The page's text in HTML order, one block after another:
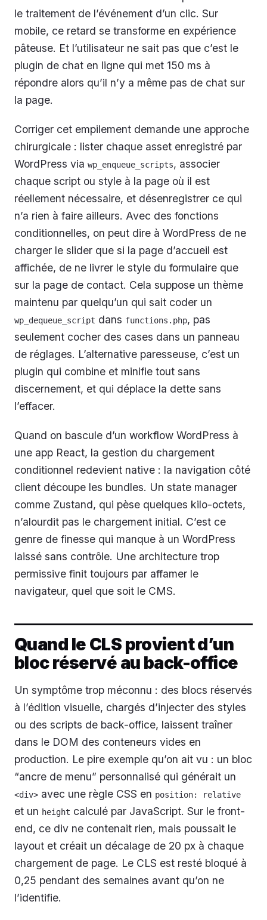
le traitement de l’événement d’un clic. Sur
mobile, ce retard se transforme en expérience
pâteuse. Et l’utilisateur ne sait pas que c’est le
plugin de chat en ligne qui met 150 ms à
répondre alors qu’il n’y a même pas de chat sur
la page.
Corriger cet empilement demande une approche
chirurgicale : lister chaque asset enregistré par
WordPress via wp_enqueue_scripts, associer
chaque script ou style à la page où il est
réellement nécessaire, et désenregistrer ce qui
n’a rien à faire ailleurs. Avec des fonctions
conditionnelles, on peut dire à WordPress de ne
charger le slider que si la page d’accueil est
affichée, de ne livrer le style du formulaire que
sur la page de contact. Cela suppose un thème
maintenu par quelqu’un qui sait coder un
wp_dequeue_script dans functions.php, pas
seulement cocher des cases dans un panneau
de réglages. L’alternative paresseuse, c’est un
plugin qui combine et minifie tout sans
discernement, et qui déplace la dette sans
l’effacer.
Quand on bascule d’un workflow WordPress à
une app React, la gestion du chargement
conditionnel redevient native : la navigation côté
client découpe les bundles. Un state manager
comme Zustand, qui pèse quelques kilo-octets,
n’alourdit pas le chargement initial. C’est ce
genre de finesse qui manque à un WordPress
laissé sans contrôle. Une architecture trop
permissive finit toujours par affamer le
navigateur, quel que soit le CMS.
Quand le CLS provient d’un
bloc réservé au back-office
Un symptôme trop méconnu : des blocs réservés
à l’édition visuelle, chargés d’injecter des styles
ou des scripts de back-office, laissent traîner
dans le DOM des conteneurs vides en
production. Le pire exemple qu’on ait vu : un bloc
“ancre de menu” personnalisé qui générait un
<div> avec une règle CSS en position: relative
et un height calculé par JavaScript. Sur le front-
end, ce div ne contenait rien, mais poussait le
layout et créait un décalage de 20 px à chaque
chargement de page. Le CLS est resté bloqué à
0,25 pendant des semaines avant qu’on ne
l’identifie.